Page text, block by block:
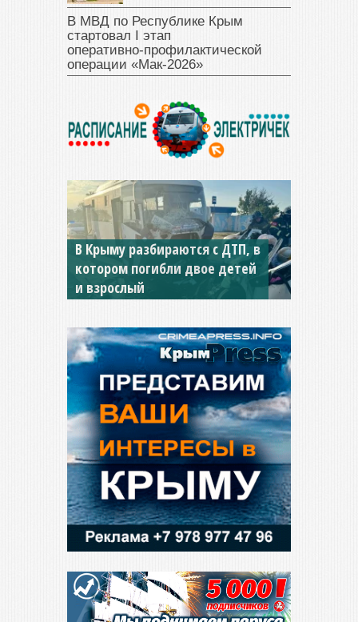
В МВД по Республике Крым
стартовал I этап
оперативно‑профилактической
операции «Мак‑2026»
В Крыму разбираются с ДТП, в
котором погибли двое детей
и взрослый